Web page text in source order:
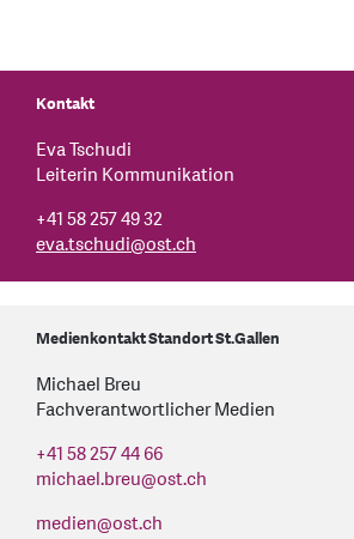
Kontakt
Eva Tschudi
Leiterin Kommunikation
+41 58 257 49 32
eva.tschudi@ost.ch
Medienkontakt Standort St.Gallen
Michael Breu
Fachverantwortlicher Medien
+41 58 257 44 66
michael.breu@ost.ch
medien@ost.ch